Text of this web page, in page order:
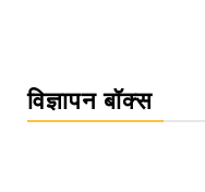
विज्ञापन बॉक्स